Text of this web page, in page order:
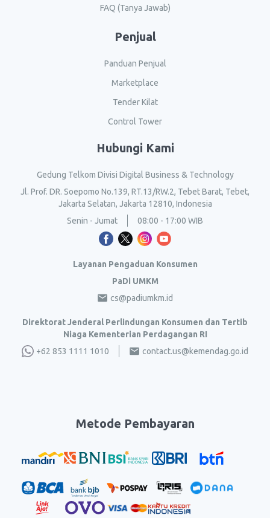
FAQ (Tanya Jawab)
Penjual
Panduan Penjual
Marketplace
Tender Kilat
Control Tower
Hubungi Kami
Gedung Telkom Divisi Digital Business & Technology
Jl. Prof. DR. Soepomo No.139, RT.13/RW.2, Tebet Barat, Tebet,
Jakarta Selatan, Jakarta 12810, Indonesia
Senin - Jumat
08:00 - 17:00 WIB
Layanan Pengaduan Konsumen
PaDi UMKM
cs@padiumkm.id
Direktorat Jenderal Perlindungan Konsumen dan Tertib
Niaga Kementerian Perdagangan RI
+62 853 1111 1010
contact.us@kemendag.go.id
Metode Pembayaran